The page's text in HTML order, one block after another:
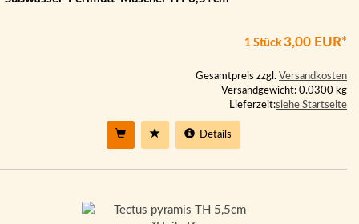
1 Stück 3,00 EUR*
Gesamtpreis zzgl. Versandkosten
Versandgewicht: 0.0300 kg
Lieferzeit:siehe Startseite
Details